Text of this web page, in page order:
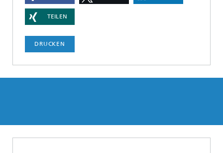
TEILEN
DRUCKEN